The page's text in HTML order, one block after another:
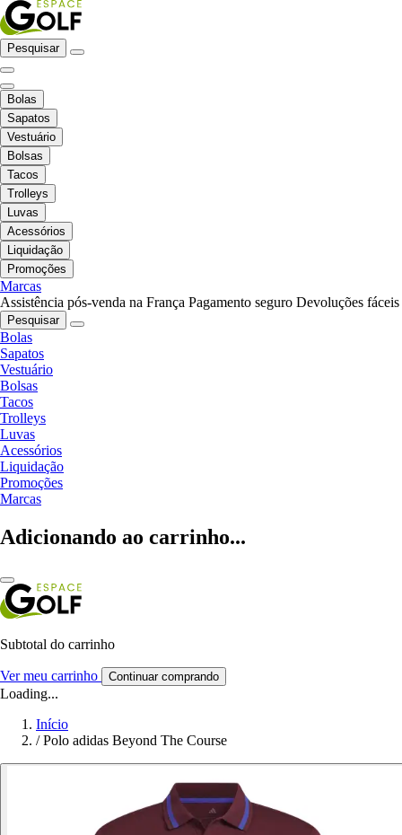
Pesquisar
Bolas
Sapatos
Vestuário
Bolsas
Tacos
Trolleys
Luvas
Acessórios
Liquidação
Promoções
Marcas
Assistência pós-venda na França Pagamento seguro Devoluções fáceis
Pesquisar
Bolas
Sapatos
Vestuário
Bolsas
Tacos
Trolleys
Luvas
Acessórios
Liquidação
Promoções
Marcas
Adicionando ao carrinho...
Subtotal do carrinho
Ver meu carrinho Continuar comprando
Loading...
Início
/ Polo adidas Beyond The Course